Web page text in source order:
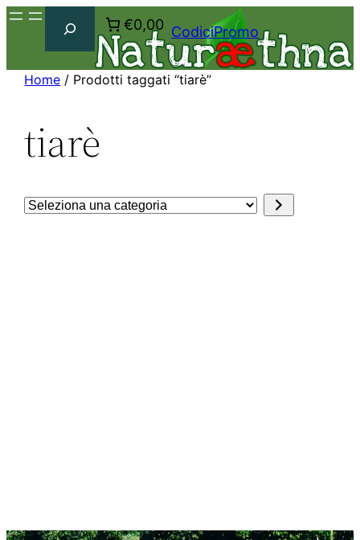
€0,00 CodiciPromo
Home / Prodotti taggati “tiarè”
tiarè
Seleziona